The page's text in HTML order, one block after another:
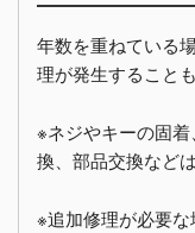
年数を重ねている
理が発生すること
※ネジやキーの固
換、部品交換など
※追加修理が必要